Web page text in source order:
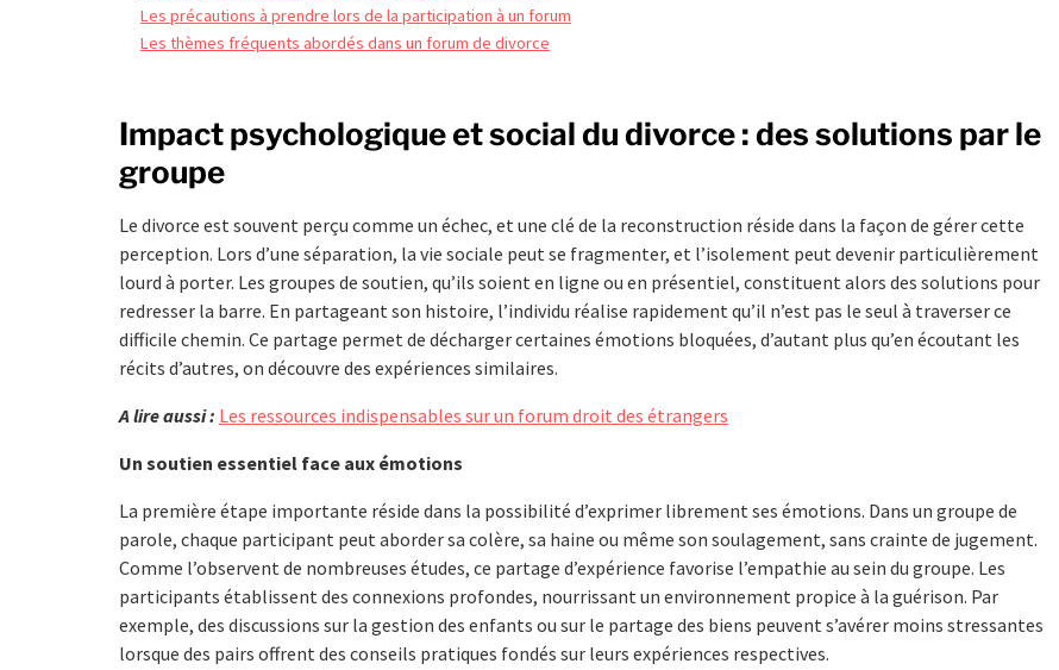
Les précautions à prendre lors de la participation à un forum
Les thèmes fréquents abordés dans un forum de divorce
Impact psychologique et social du divorce : des solutions par le
groupe
Le divorce est souvent perçu comme un échec, et une clé de la reconstruction réside dans la façon de gérer cette
perception. Lors d’une séparation, la vie sociale peut se fragmenter, et l’isolement peut devenir particulièrement
lourd à porter. Les groupes de soutien, qu’ils soient en ligne ou en présentiel, constituent alors des solutions pour
redresser la barre. En partageant son histoire, l’individu réalise rapidement qu’il n’est pas le seul à traverser ce
difficile chemin. Ce partage permet de décharger certaines émotions bloquées, d’autant plus qu’en écoutant les
récits d’autres, on découvre des expériences similaires.
A lire aussi : Les ressources indispensables sur un forum droit des étrangers
Un soutien essentiel face aux émotions
La première étape importante réside dans la possibilité d’exprimer librement ses émotions. Dans un groupe de
parole, chaque participant peut aborder sa colère, sa haine ou même son soulagement, sans crainte de jugement.
Comme l’observent de nombreuses études, ce partage d’expérience favorise l’empathie au sein du groupe. Les
participants établissent des connexions profondes, nourrissant un environnement propice à la guérison. Par
exemple, des discussions sur la gestion des enfants ou sur le partage des biens peuvent s’avérer moins stressantes
lorsque des pairs offrent des conseils pratiques fondés sur leurs expériences respectives.